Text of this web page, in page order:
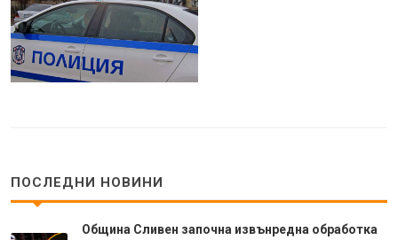
ПОСЛЕДНИ НОВИНИ
Община Сливен започна извънредна обработка